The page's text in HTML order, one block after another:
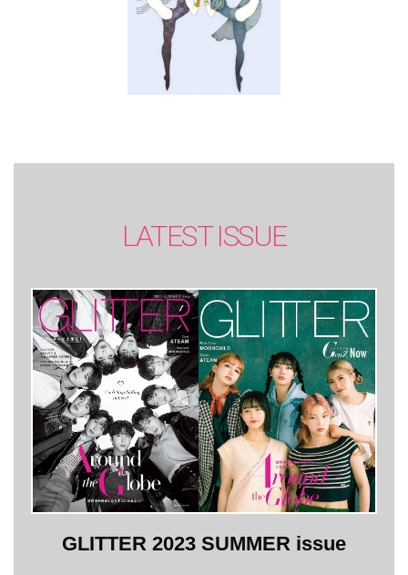
LATEST ISSUE
GLITTER 2023 SUMMER issue